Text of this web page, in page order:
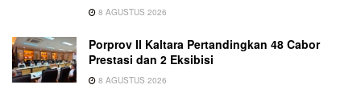
8 AGUSTUS 2026
Porprov II Kaltara Pertandingkan 48 Cabor
Prestasi dan 2 Eksibisi
8 AGUSTUS 2026